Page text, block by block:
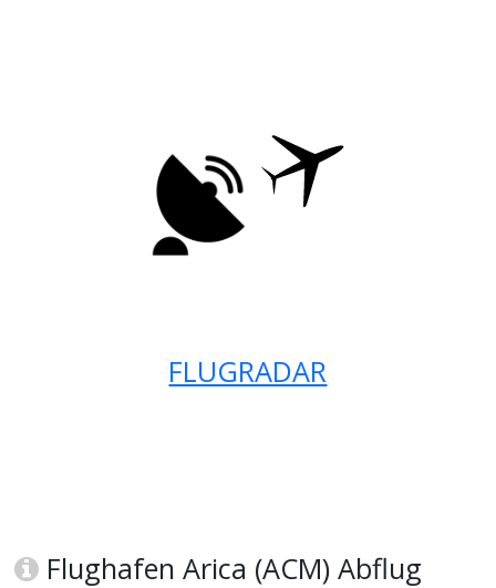
FLUGRADAR
Flughafen Arica (ACM) Abflug